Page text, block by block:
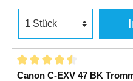
Canon C-EXV 47 BK